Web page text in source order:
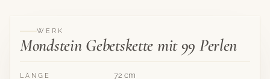
WERK
Mondstein Gebetskette mit 99 Perlen
LÄNGE 72 cm